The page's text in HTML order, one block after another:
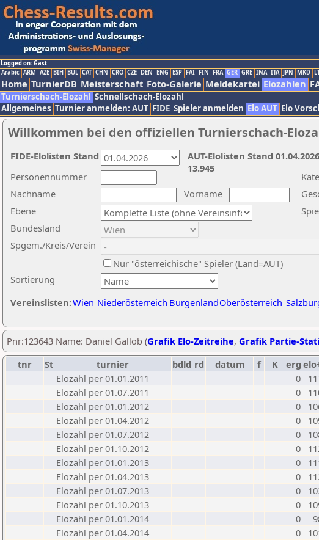
Logged on: Gast
Arabic ARM AZE BIH BUL CAT CHN CRO CZE DEN ENG ESP FAI FIN FRA GER GRE INA ITA JPN MKD
Home TurnierDB Meisterschaft Foto-Galerie Meldekartei Elozahlen
Turnierschach-Elozahl Schnellschach-Elozahl
Allgemeines Turnier anmelden: AUT FIDE Spieler anmelden Elo AUT Elo
Willkommen bei den offiziellen Turnierschach-
Nachname
Vorname
Ebene
Sortierung
Personennummer
Bundesland
Spgem./Kreis/Verein
Nur "österreichische" Spieler (Land=AUT)
Vereinslisten:Wien Niederösterreich BurgenlandOberösterreich
AUT-Elolisten Stand
13.945
FIDE-Elolisten Stand
Pnr:123643 Name: Daniel Gallob (Grafik Elo-Zeitreihe, Grafik Partie-
tnr
St turnier bdld rd datum f K erg
Elozahl per 01.01.2011
0
Elozahl per 01.07.2011
0
Elozahl per 01.01.2012
0
Elozahl per 01.04.2012
0
Elozahl per 01.07.2012
0
Elozahl per 01.10.2012
0
Elozahl per 01.01.2013
0
Elozahl per 01.04.2013
0
Elozahl per 01.07.2013
0
Elozahl per 01.10.2013
0
Elozahl per 01.01.2014
0
Elozahl per 01.04.2014
0